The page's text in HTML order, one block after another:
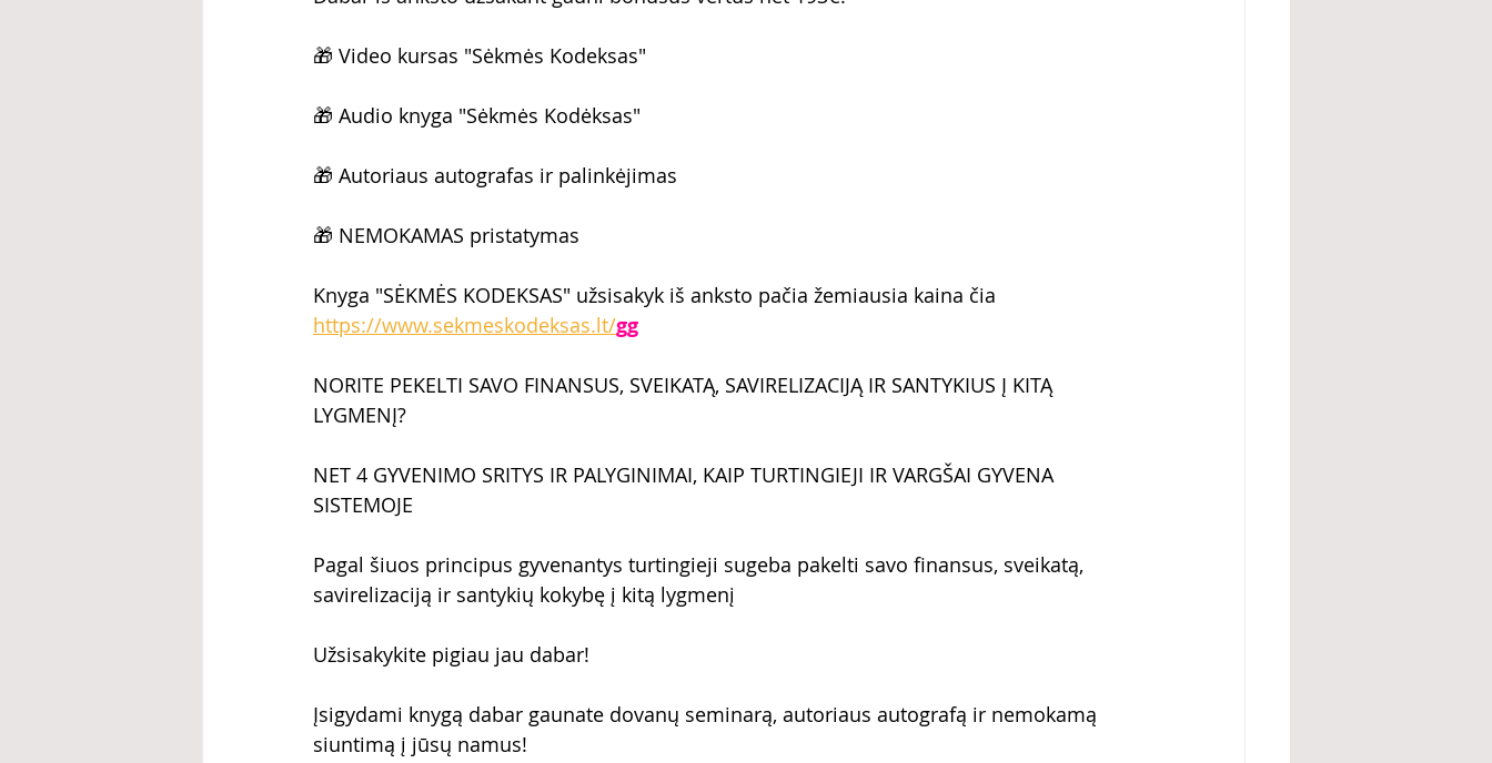
🎁 Video kursas "Sėkmės Kodeksas"
🎁 Audio knyga "Sėkmės Kodėksas"
🎁 Autoriaus autografas ir palinkėjimas
🎁 NEMOKAMAS pristatymas
Knyga "SĖKMĖS KODEKSAS" užsisakyk iš anksto pačia žemiausia kaina čia
https://www.sekmeskodeksas.lt/gg
NORITE PEKELTI SAVO FINANSUS, SVEIKATĄ, SAVIRELIZACIJĄ IR SANTYKIUS Į KITĄ
LYGMENĮ?
NET 4 GYVENIMO SRITYS IR PALYGINIMAI, KAIP TURTINGIEJI IR VARGŠAI GYVENA
SISTEMOJE
Pagal šiuos principus gyvenantys turtingieji sugeba pakelti savo finansus, sveikatą,
savirelizaciją ir santykių kokybę į kitą lygmenį
Užsisakykite pigiau jau dabar!
Įsigydami knygą dabar gaunate dovanų seminarą, autoriaus autografą ir nemokamą
siuntimą į jūsų namus!